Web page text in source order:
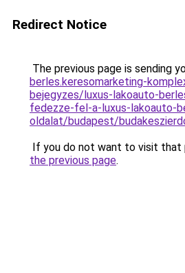
Redirect Notice
The previous page is sending
berles.keresomarketing-
bejegyzes/luxus-lakoauto-
fedezze-fel-a-luxus-lakoauto-
oldalat/budapest/
If you do not want to visit that
the previous page.